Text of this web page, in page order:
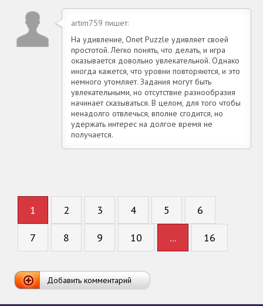
artim759 пишет:
На удивление, Onet Puzzle удивляет своей
простотой. Легко понять, что делать, и игра
оказывается довольно увлекательной. Однако
иногда кажется, что уровни повторяются, и это
немного утомляет. Задания могут быть
увлекательными, но отсутствие разнообразия
начинает сказываться. В целом, для того чтобы
ненадолго отвлечься, вполне сгодится, но
удержать интерес на долгое время не
получается.
1 2 3 4 5 6
7 8 9 10 ... 16
Добавить комментарий